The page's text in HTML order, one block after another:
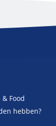
Food
hebben?